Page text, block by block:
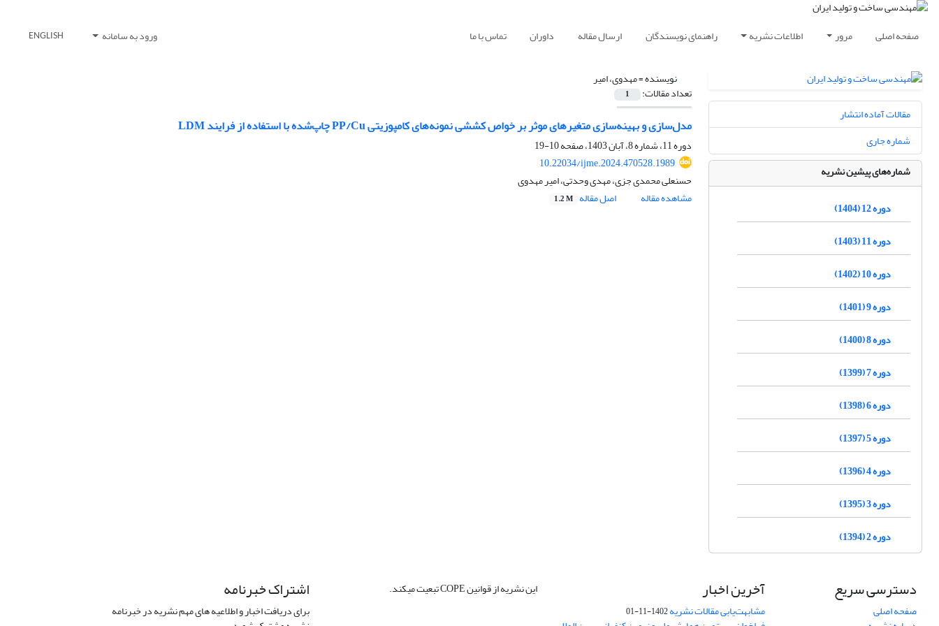
صفحه اصلی مرور اطلاعات نشریه راهنمای نویسندگان ارسال مقاله داوران تماس با ما ورود به سامانه ENGLISH
نویسنده =مهدوی، امیر
تعداد مقالات: 1
مدل‌سازی و بهینه‌سازی متغیر‌های موثر بر خواص کششی نمونه‌های کامپوزیتی PP/Cu چاپ‌شده با استفاده از فرایند LDM
دوره 11، شماره 8، آبان 1403، صفحه
10-19
10.22034/ijme.2024.470528.1989
حسنعلی محمدی جزی، مهدی وحدتی، امیر مهدوی
مشاهده مقاله
اصل مقاله 1.2 M
مقالات آماده انتشار
شماره جاری
شماره‌های پیشین نشریه
دوره 12 (1404)
دوره 11 (1403)
دوره 10 (1402)
دوره 9 (1401)
دوره 8 (1400)
دوره 7 (1399)
دوره 6 (1398)
دوره 5 (1397)
دوره 4 (1396)
دوره 3 (1395)
دوره 2 (1394)
دسترسی سریع
صفحه اصلی
آخرین اخبار
مشابهت‌یابی مقالات نشریه1402-11-01
این نشریه از قوانین COPE تبعیت میکند. اشتراک خبرنامه
برای دریافت اخبار و اطلاعیه های مهم نشریه در خبرنامه